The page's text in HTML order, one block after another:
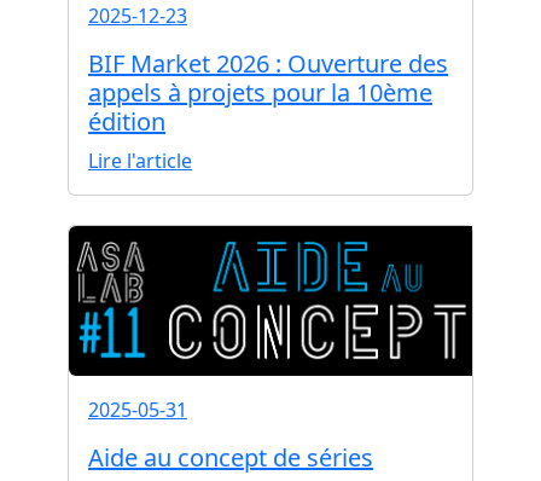
2025-12-23
BIF Market 2026 : Ouverture des
appels à projets pour la 10ème
édition
Lire l'article
2025-05-31
Aide au concept de séries